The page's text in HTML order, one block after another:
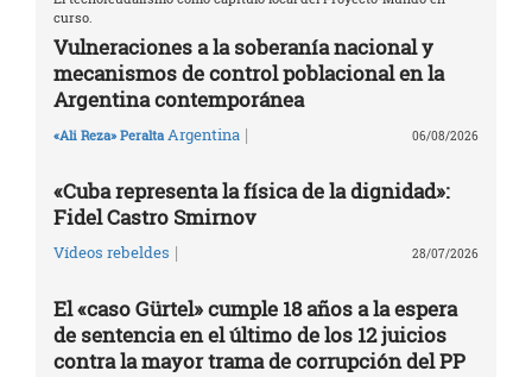
curso.
Vulneraciones a la soberanía nacional y
mecanismos de control poblacional en la
Argentina contemporánea
«Ali Reza» Peralta Argentina | 06/08/2026
«Cuba representa la física de la dignidad»:
Fidel Castro Smirnov
Vídeos rebeldes | 28/07/2026
El «caso Gürtel» cumple 18 años a la espera
de sentencia en el último de los 12 juicios
contra la mayor trama de corrupción del PP